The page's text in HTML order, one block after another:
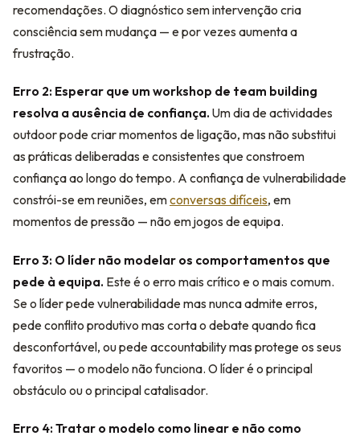
recomendações. O diagnóstico sem intervenção cria
consciência sem mudança — e por vezes aumenta a
frustração.
Erro 2: Esperar que um workshop de team building
resolva a ausência de confiança. Um dia de actividades
outdoor pode criar momentos de ligação, mas não substitui
as práticas deliberadas e consistentes que constroem
confiança ao longo do tempo. A confiança de vulnerabilidade
constrói-se em reuniões, emconversas difíceis, em
momentos de pressão — não em jogos de equipa.
Erro 3: O líder não modelar os comportamentos que
pede à equipa. Este é o erro mais crítico e o mais comum.
Se o líder pede vulnerabilidade mas nunca admite erros,
pede conflito produtivo mas corta o debate quando fica
desconfortável, ou pede accountability mas protege os seus
favoritos — o modelo não funciona. O líder é o principal
obstáculo ou o principal catalisador.
Erro 4: Tratar o modelo como linear e não como